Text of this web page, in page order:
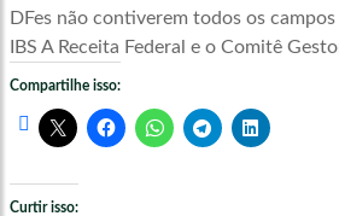
DFes não contiverem todos os
IBS A Receita Federal e o Comitê
Compartilhe isso:
Curtir isso: